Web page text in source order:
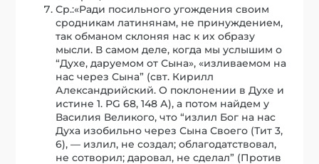
Ср.:«Ради посильного угождения своим
сродникам латинянам, не принуждением,
так обманом склоняя нас к их образу
мысли. В самом деле, когда мы услышим о
“Духе, даруемом от Сына», «изливаемом на
нас через Сына” (свт. Кирилл
Александрийский. О поклонении в Духе и
истине 1. РG 68, 148 А), а потом найдем у
Василия Великого, что “излил Бог на нас
Духа изобильно через Сына Своего (Тит 3,
6), — излил, не создал; облагодатствовал,
не сотворил; даровал, не сделал” (Против